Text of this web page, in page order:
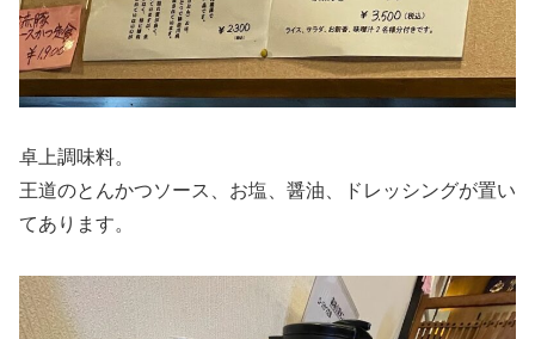
卓上調味料。
王道のとんかつソース、お塩、醤油、ドレッシングが置い
てあります。